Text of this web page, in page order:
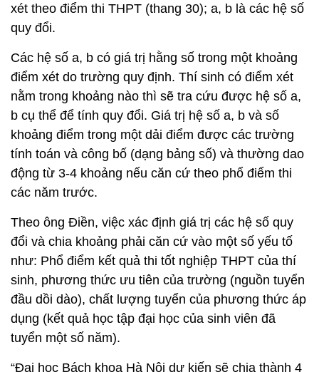
xét theo điểm thi THPT (thang 30); a, b là các hệ số
quy đổi.
Các hệ số a, b có giá trị hằng số trong một khoảng
điểm xét do trường quy định. Thí sinh có điểm xét
nằm trong khoảng nào thì sẽ tra cứu được hệ số a,
b cụ thể để tính quy đổi. Giá trị hệ số a, b và số
khoảng điểm trong một dải điểm được các trường
tính toán và công bố (dạng bảng số) và thường dao
động từ 3-4 khoảng nếu căn cứ theo phổ điểm thi
các năm trước.
Theo ông Điền, việc xác định giá trị các hệ số quy
đổi và chia khoảng phải căn cứ vào một số yếu tố
như: Phổ điểm kết quả thi tốt nghiệp THPT của thí
sinh, phương thức ưu tiên của trường (nguồn tuyển
đầu dồi dào), chất lượng tuyển của phương thức áp
dụng (kết quả học tập đại học của sinh viên đã
tuyển một số năm).
“Đại học Bách khoa Hà Nội dự kiến sẽ chia thành 4